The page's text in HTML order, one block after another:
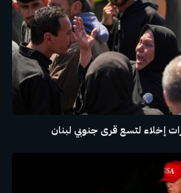
إخلاء لتسع قرى جنوبي لبنان